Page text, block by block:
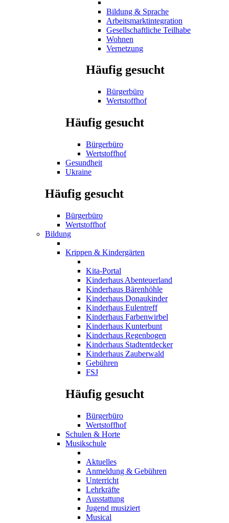
Bildung & Sprache
Arbeitsmarktintegration
Gesellschaftliche Teilhabe
Wohnen
Vernetzung
Häufig gesucht
Bürgerbüro
Wertstoffhof
Häufig gesucht
Bürgerbüro
Wertstoffhof
Gesundheit
Ukraine
Häufig gesucht
Bürgerbüro
Wertstoffhof
Bildung
Krippen & Kindergärten
Kita-Portal
Kinderhaus Abenteuerland
Kinderhaus Bärenhöhle
Kinderhaus Donaukinder
Kinderhaus Eulentreff
Kinderhaus Farbenwirbel
Kinderhaus Kunterbunt
Kinderhaus Regenbogen
Kinderhaus Stadtentdecker
Kinderhaus Zauberwald
Gebühren
FSJ
Häufig gesucht
Bürgerbüro
Wertstoffhof
Schulen & Horte
Musikschule
Aktuelles
Anmeldung & Gebühren
Unterricht
Lehrkräfte
Ausstattung
Jugend musiziert
Musical